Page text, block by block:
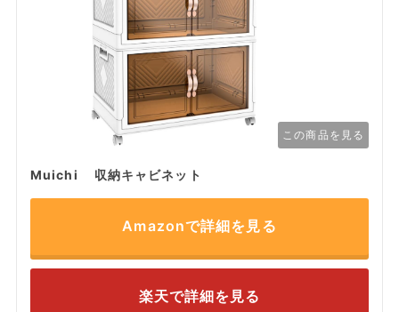
この商品を見る
Muichi 収納キャビネット
Amazonで詳細を見る
楽天で詳細を見る